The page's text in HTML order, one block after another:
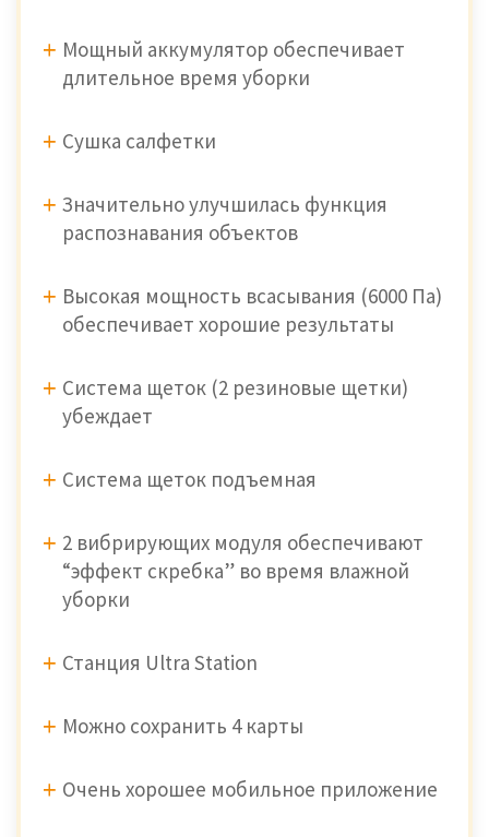
Мощный аккумулятор обеспечивает
длительное время уборки
Сушка салфетки
Значительно улучшилась функция
распознавания объектов
Высокая мощность всасывания (6000 Па)
обеспечивает хорошие результаты
Система щеток (2 резиновые щетки)
убеждает
Система щеток подъемная
2 вибрирующих модуля обеспечивают
“эффект скребка” во время влажной
уборки
Станция Ultra Station
Можно сохранить 4 карты
Очень хорошее мобильное приложение